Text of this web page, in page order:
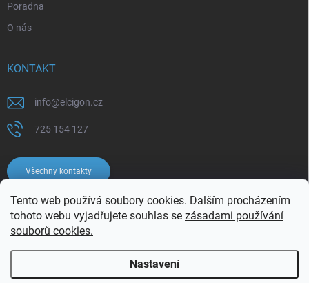
Tento web používá soubory cookies. Dalším procházením
tohoto webu vyjadřujete souhlas se zásadami používání
souborů cookies.
Nastavení
Poradna
O nás
KONTAKT
info@elcigon.cz
725 154 127
Všechny kontakty
Copyright 2026Elcigon.cz. Všechna práva vyhrazena.Upravit nastavení